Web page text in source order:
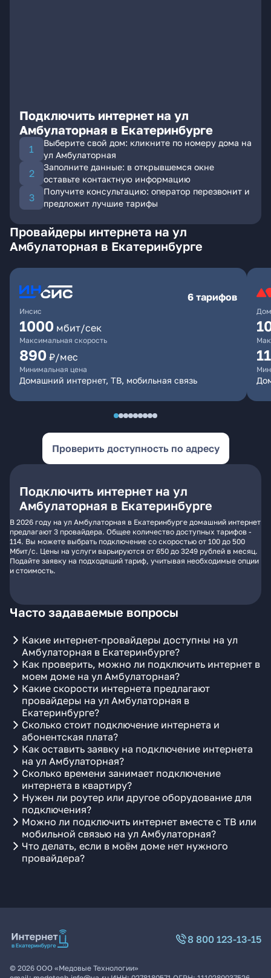
Подключить интернет на ул
Амбулаторная в Екатеринбурге
Выберите свой дом: кликните по номеру дома на
ул Амбулаторная
Заполните данные: в открывшемся окне
оставьте контактную информацию
Получите консультацию: оператор перезвонит и
предложит лучшие тарифы
Провайдеры интернета на ул
Амбулаторная в Екатеринбурге
Инсис
6 тарифов
1000 мбит/сек
Максимальная скорость
890 ₽/мес
Минимальная цена
Домашний интернет, ТВ, мобильная связь
Проверить доступность по адресу
Подключить интернет на ул
Амбулаторная в Екатеринбурге
В 2026 году на ул Амбулаторная в Екатеринбурге домашний интернет
предлагают 3 провайдера. Общее количество доступных тарифов -
114. Вы можете выбрать подключение со скоростью от 100 до 500
Мбит/с. Цены на услуги варьируются от 650 до 3249 рублей в месяц.
Подайте заявку на подходящий тариф, учитывая необходимые опции
и стоимость.
Часто задаваемые вопросы
Какие интернет-провайдеры доступны на ул
Амбулаторная в Екатеринбурге?
Как проверить, можно ли подключить интернет в
моем доме на ул Амбулаторная?
Какие скорости интернета предлагают
провайдеры на ул Амбулаторная в
Екатеринбурге?
Сколько стоит подключение интернета и
абонентская плата?
Как оставить заявку на подключение интернета
на ул Амбулаторная?
Сколько времени занимает подключение
интернета в квартиру?
Нужен ли роутер или другое оборудование для
подключения?
Можно ли подключить интернет вместе с ТВ или
мобильной связью на ул Амбулаторная?
Что делать, если в моём доме нет нужного
провайдера?
8 800 123-13-15
© 2026 ООО «Медовые Технологии»